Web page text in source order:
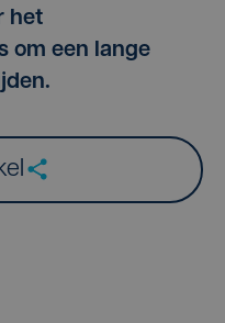
het
om een lange